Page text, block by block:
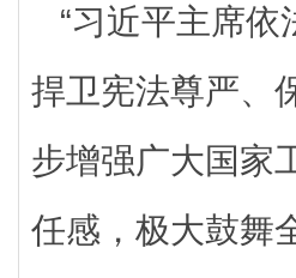
“习近平主席
捍卫宪法尊严、
步增强广大国家
任感，极大鼓舞